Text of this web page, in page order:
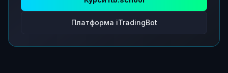
Платформа iTradingBot